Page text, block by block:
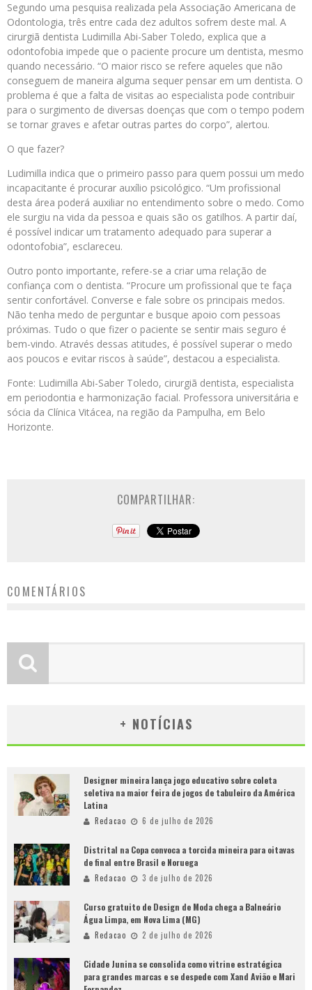
Segundo uma pesquisa realizada pela Associação Americana de
Odontologia, três entre cada dez adultos sofrem deste mal. A
cirurgiã dentista Ludimilla Abi-Saber Toledo, explica que a
odontofobia impede que o paciente procure um dentista, mesmo
quando necessário. “O maior risco se refere aqueles que não
conseguem de maneira alguma sequer pensar em um dentista. O
problema é que a falta de visitas ao especialista pode contribuir
para o surgimento de diversas doenças que com o tempo podem
se tornar graves e afetar outras partes do corpo”, alertou.
O que fazer?
Ludimilla indica que o primeiro passo para quem possui um medo
incapacitante é procurar auxílio psicológico. “Um profissional
desta área poderá auxiliar no entendimento sobre o medo. Como
ele surgiu na vida da pessoa e quais são os gatilhos. A partir daí,
é possível indicar um tratamento adequado para superar a
odontofobia”, esclareceu.
Outro ponto importante, refere-se a criar uma relação de
confiança com o dentista. “Procure um profissional que te faça
sentir confortável. Converse e fale sobre os principais medos.
Não tenha medo de perguntar e busque apoio com pessoas
próximas. Tudo o que fizer o paciente se sentir mais seguro é
bem-vindo. Através dessas atitudes, é possível superar o medo
aos poucos e evitar riscos à saúde”, destacou a especialista.
Fonte: Ludimilla Abi-Saber Toledo, cirurgiã dentista, especialista
em periodontia e harmonização facial. Professora universitária e
sócia da Clínica Vitácea, na região da Pampulha, em Belo
Horizonte.
COMPARTILHAR:
COMENTÁRIOS
+ NOTÍCIAS
Designer mineira lança jogo educativo sobre coleta
seletiva na maior feira de jogos de tabuleiro da América
Latina
Redacao 6 de julho de 2026
Distrital na Copa convoca a torcida mineira para oitavas
de final entre Brasil e Noruega
Redacao 3 de julho de 2026
Curso gratuito de Design de Moda chega a Balneário
Água Limpa, em Nova Lima (MG)
Redacao 2 de julho de 2026
Cidade Junina se consolida como vitrine estratégica
para grandes marcas e se despede com Xand Avião e Mari